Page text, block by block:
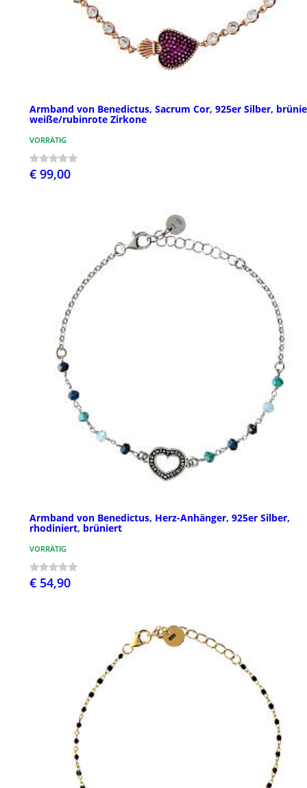
Armband von Benedictus, Sacrum Cor, 925er Silber,
weiße/rubinrote Zirkone
VORRÄTIG
€ 99,00
Armband von Benedictus, Herz-Anhänger, 925er Silber,
rhodiniert, brüniert
VORRÄTIG
€ 54,90